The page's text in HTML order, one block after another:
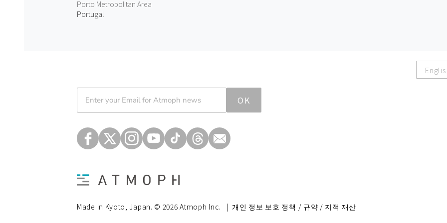
Porto Metropolitan Area
Portugal
OK
Made in Kyoto, Japan. © 2026 Atmoph Inc. | 개인 정보 보호 정책 / 규약 / 지적 재산